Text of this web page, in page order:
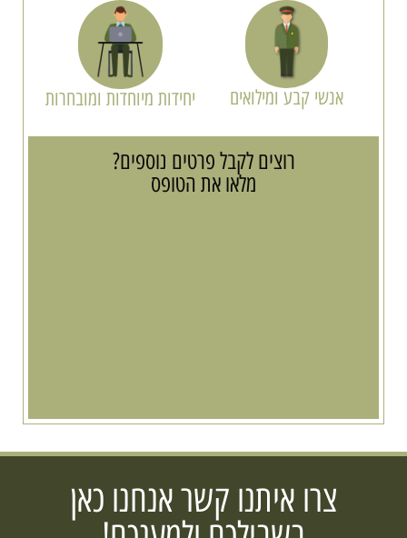
אנשי קבע ומילואים יחידות מיוחדות ומובחרות
רוצים לקבל פרטים נוספים?
מלאו את הטופס
צרו איתנו קשר אנחנו כאן